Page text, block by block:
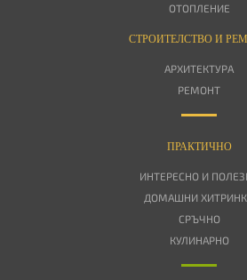
ОТОПЛЕНИЕ
СТРОИТЕЛСТВО И
АРХИТЕКТУРА
РЕМОНТ
ПРАКТИЧНО
ИНТЕРЕСНО И
ДОМАШНИ
СРЪЧНО
КУЛИНАРНО